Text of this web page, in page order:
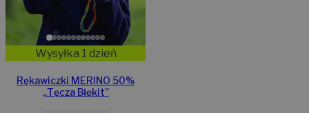
Wysyłka 1 dzień
Rękawiczki MERINO 50%
„Tęcza Błękit”